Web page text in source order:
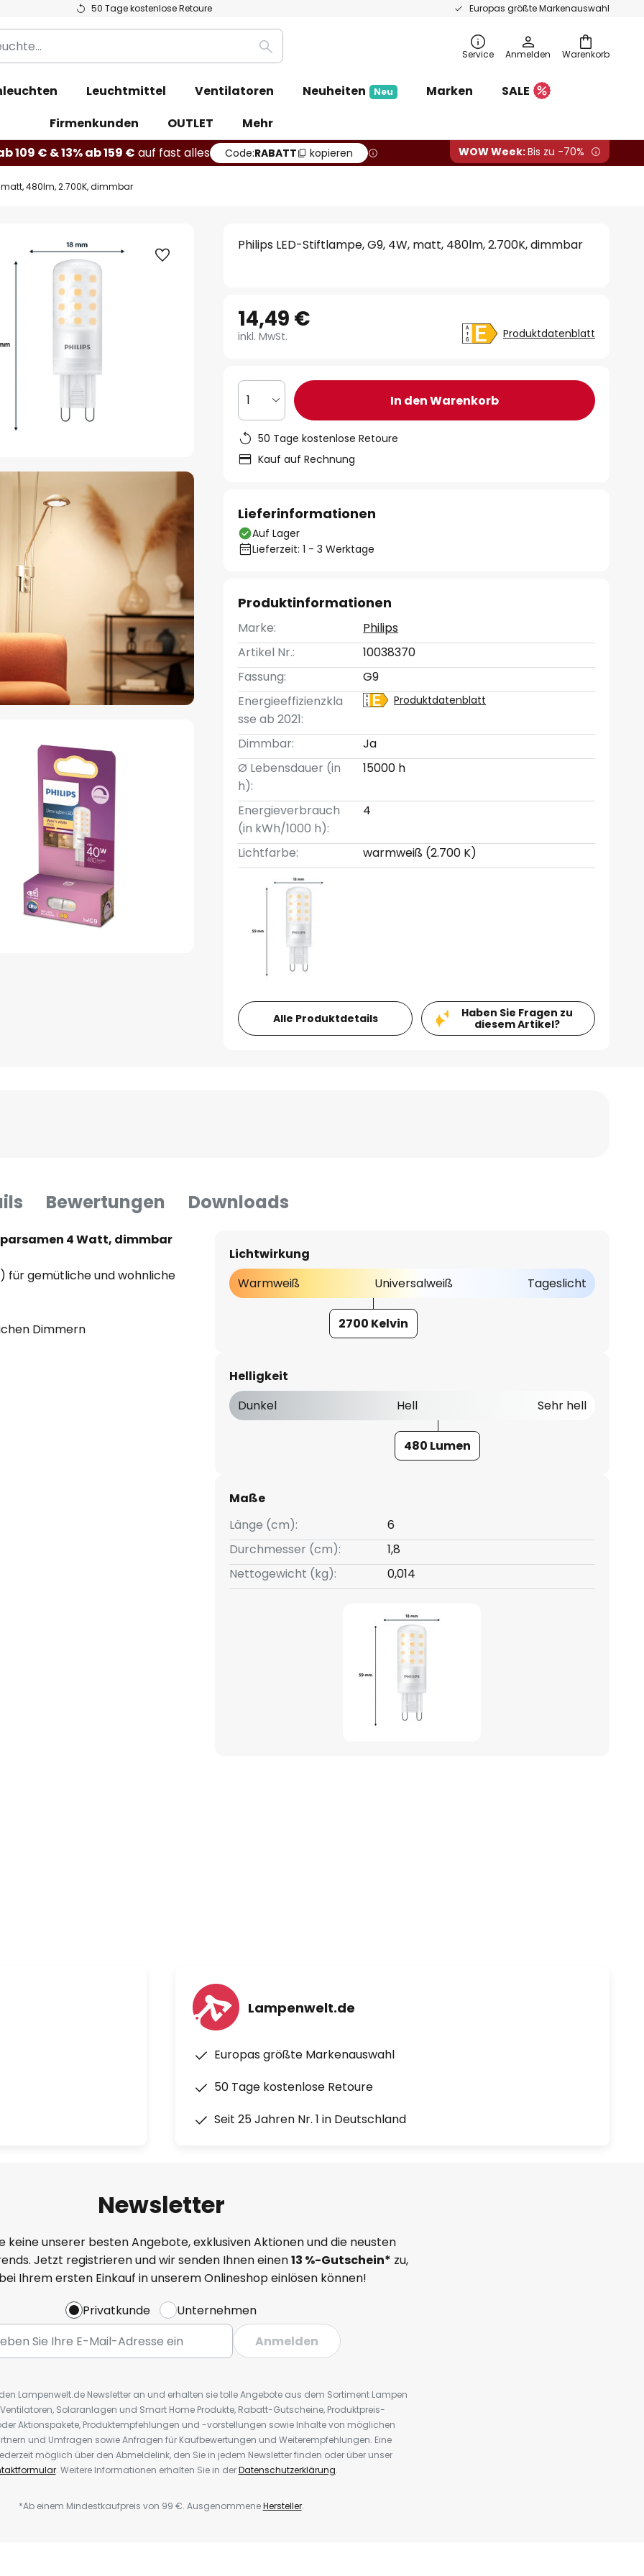
50 Tage kostenlose Retoure Europas größte Markenauswahl
Warenkorb
Suche Service Anmelden
Leuchtmittel Ventilatoren Neuheiten Neu Marken
SALE
Firmenkunden
OUTLET
Mehr
109 € & 13% ab 159 € auf fast alles Code:RABATT kopieren WOW Week:Bis zu -70%
matt, 480lm, 2.700K, dimmbar
Philips LED-Stiftlampe, G9, 4W, matt, 480lm, 2.700K, dimmbar
14,49 €
inkl. MwSt. Produktdatenblatt
1 In den Warenkorb
50 Tage kostenlose Retoure
Kauf auf Rechnung
Lieferinformationen
Auf Lager
Lieferzeit: 1 - 3 Werktage
Produktinformationen
Marke:
Philips
Artikel Nr.:
10038370
Fassung:
G9
Energieeffizienzkla
sse ab 2021:
Produktdatenblatt
Dimmbar:
Ja
Ø Lebensdauer (in
h):
15000 h
Energieverbrauch
(in kWh/1000 h):
4
Lichtfarbe: warmweiß (2.700 K)
Alle Produktdetails
Haben Sie Fragen zu
diesem Artikel?
Bewertungen Downloads
4 Watt, dimmbar
für gemütliche und wohnliche
Dimmern
Lichtwirkung
Warmweiß
Universalweiß Tageslicht
2700 Kelvin
Helligkeit
Dunkel
Hell Sehr hell
480 Lumen
Maße
Länge (cm):
6
Durchmesser (cm):
1,8
Nettogewicht (kg):
0,014
Lampenwelt.de
Europas größte Markenauswahl
50 Tage kostenlose Retoure
Seit 25 Jahren Nr. 1 in Deutschland
Newsletter
keine unserer besten Angebote, exklusiven Aktionen und die neusten
Jetzt registrieren und wir senden Ihnen einen13 %-Gutschein* zu,
Ihrem ersten Einkauf in unserem Onlineshop einlösen können!
Privatkunde
Unternehmen
Anmelden
Lampenwelt.de Newsletter an und erhalten sie tolle Angebote aus dem Sortiment Lampen
Solaranlagen und Smart Home Produkte, Rabatt-Gutscheine, Produktpreis-
Aktionspakete, Produktempfehlungen und -vorstellungen sowie Inhalte von möglichen
und Umfragen sowie Anfragen für Kaufbewertungen und Weiterempfehlungen. Eine
möglich über den Abmeldelink, den Sie in jedem Newsletter finden oder über unser
. Weitere Informationen erhalten Sie in derDatenschutzerklärung.
*Ab einem Mindestkaufpreis von 99 €. AusgenommeneHersteller.